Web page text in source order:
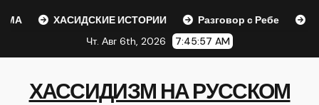
ХАСИДСКИЕ ИСТОРИИ Разговор с Ребе
Шаар
Чт. Авг 6th, 2026
7:45:58 AM
ХАССИДИЗМ НА РУССКОМ